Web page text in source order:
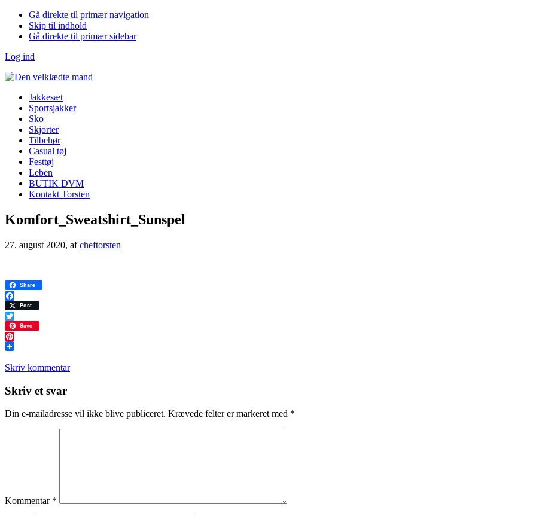
Gå direkte til primær navigation
Skip til indhold
Gå direkte til primær sidebar
Log ind
Jakkesæt
Sportsjakker
Sko
Skjorter
Tilbehør
Casual tøj
Festtøj
Leben
BUTIK DVM
Kontakt Torsten
Komfort_Sweatshirt_Sunspel
27. august 2020, afcheftorsten
Share
Facebook
Post
Twitter
Save
Pinterest
Skriv kommentar
Læserinteraktioner
Skriv et svar
Din e-mailadresse vil ikke blive publiceret. Krævede felter er markeret med *
Kommentar *